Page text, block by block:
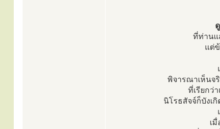
ที่ท่านแ
แต่
พิจารณาเห็นจ
ที่เรียกว่
นิโรธสัจจ์ก็บังเ
เ